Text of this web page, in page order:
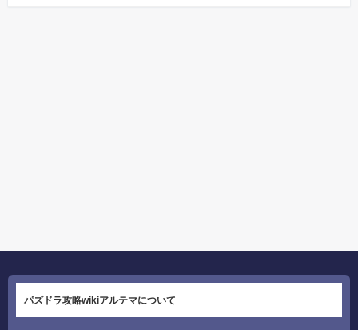
パズドラ攻略wikiアルテマについて